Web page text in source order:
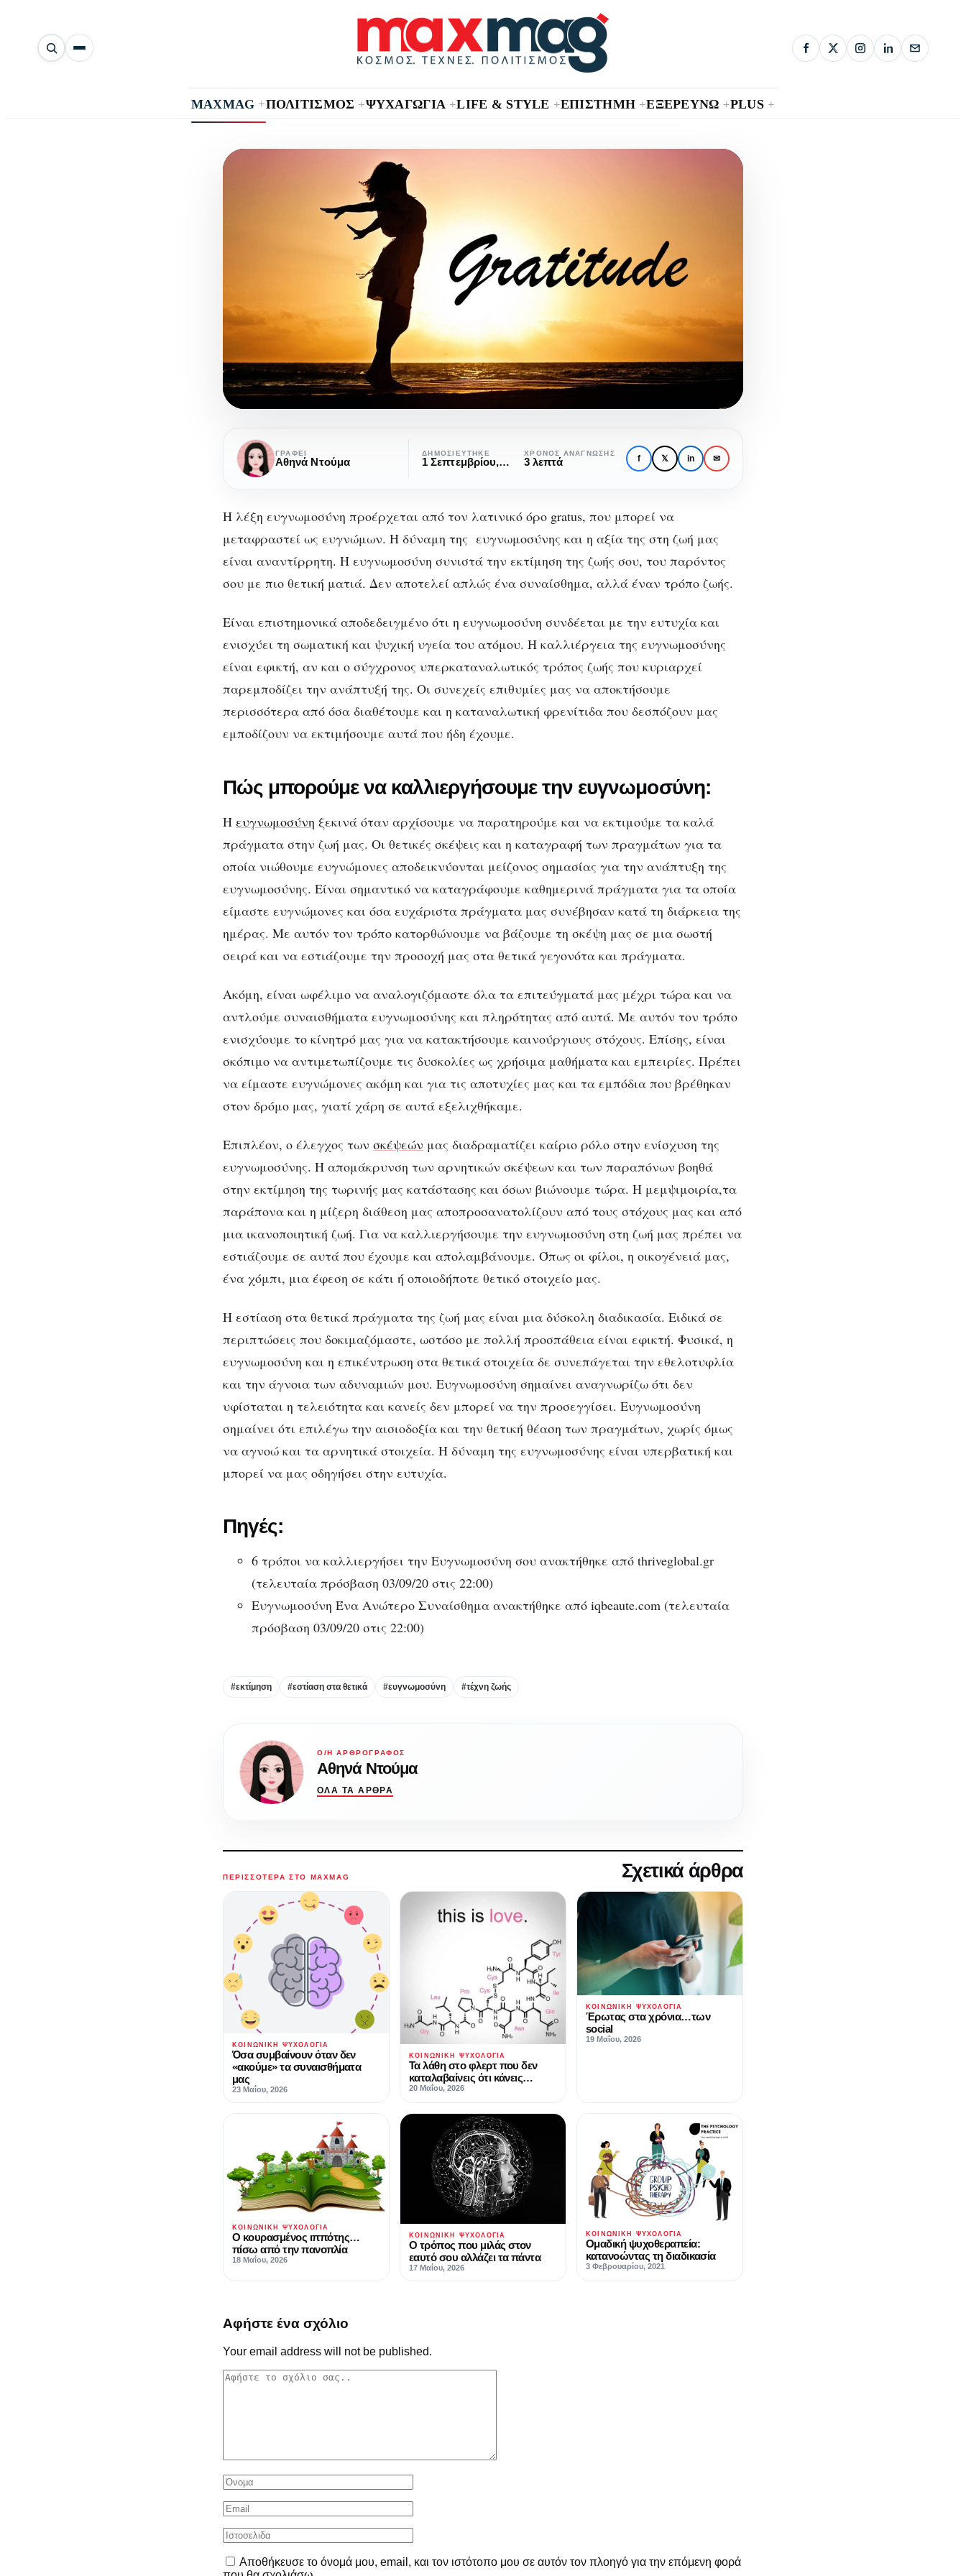
Αναζήτηση
άρθρων
MAXMAG +ΠΟΛΙΤΙΣΜΟΣ +ΨΥΧΑΓΩΓΙΑ +LIFE & STYLE +ΕΠΙΣΤΗΜΗ +ΕΞΕΡΕΥΝΩ +PLUS +
Ευγνωμοσύνη: η τέχνη
της εκτίμησης στη ζωή
Ευγνωμοσύνη:
τέχνη
εκτίμησης
στη
ζωή
ΓΡΆΦΕΙ
Αθηνά Ντούμα
ΔΗΜΟΣΙΕΎΤΗΚΕ
1 Σεπτεμβρίου, 2020
ΧΡΌΝΟΣ ΑΝΆΓΝΩΣΗΣ
3 λεπτά f 𝕏 in ✉
Η λέξη ευγνωμοσύνη προέρχεται από τον λατινικό όρο gratus, που μπορεί να
μεταφραστεί ως ευγνώμων. Η δύναμη της ευγνωμοσύνης και η αξία της στη ζωή μας
είναι αναντίρρητη. Η ευγνωμοσύνη συνιστά την εκτίμηση της ζωής σου, του παρόντος
σου με πιο θετική ματιά. Δεν αποτελεί απλώς ένα συναίσθημα, αλλά έναν τρόπο ζωής.
Είναι επιστημονικά αποδεδειγμένο ότι η ευγνωμοσύνη συνδέεται με την ευτυχία και
ενισχύει τη σωματική και ψυχική υγεία του ατόμου. Η καλλιέργεια της ευγνωμοσύνης
είναι εφικτή, αν και ο σύγχρονος υπερκαταναλωτικός τρόπος ζωής που κυριαρχεί
παρεμποδίζει την ανάπτυξή της. Οι συνεχείς επιθυμίες μας να αποκτήσουμε
περισσότερα από όσα διαθέτουμε και η καταναλωτική φρενίτιδα που δεσπόζουν μας
εμποδίζουν να εκτιμήσουμε αυτά που ήδη έχουμε.
Πώς μπορούμε να καλλιεργήσουμε την ευγνωμοσύνη:
H ευγνωμοσύνη ξεκινά όταν αρχίσουμε να παρατηρούμε και να εκτιμούμε τα καλά
πράγματα στην ζωή μας. Οι θετικές σκέψεις και η καταγραφή των πραγμάτων για τα
οποία νιώθουμε ευγνώμονες αποδεικνύονται μείζονος σημασίας για την ανάπτυξη της
ευγνωμοσύνης. Είναι σημαντικό να καταγράφουμε καθημερινά πράγματα για τα οποία
είμαστε ευγνώμονες και όσα ευχάριστα πράγματα μας συνέβησαν κατά τη διάρκεια της
ημέρας. Με αυτόν τον τρόπο κατορθώνουμε να βάζουμε τη σκέψη μας σε μια σωστή
σειρά και να εστιάζουμε την προσοχή μας στα θετικά γεγονότα και πράγματα.
Ακόμη, είναι ωφέλιμο να αναλογιζόμαστε όλα τα επιτεύγματά μας μέχρι τώρα και να
αντλούμε συναισθήματα ευγνωμοσύνης και πληρότητας από αυτά. Με αυτόν τον τρόπο
ενισχύουμε το κίνητρό μας για να κατακτήσουμε καινούργιους στόχους. Επίσης, είναι
σκόπιμο να αντιμετωπίζουμε τις δυσκολίες ως χρήσιμα μαθήματα και εμπειρίες. Πρέπει
να είμαστε ευγνώμονες ακόμη και για τις αποτυχίες μας και τα εμπόδια που βρέθηκαν
στον δρόμο μας, γιατί χάρη σε αυτά εξελιχθήκαμε.
Επιπλέον, ο έλεγχος των σκέψεών μας διαδραματίζει καίριο ρόλο στην ενίσχυση της
ευγνωμοσύνης. Η απομάκρυνση των αρνητικών σκέψεων και των παραπόνων βοηθά
στην εκτίμηση της τωρινής μας κατάστασης και όσων βιώνουμε τώρα. Η μεμψιμοιρία,τα
παράπονα και η μίζερη διάθεση μας αποπροσανατολίζουν από τους στόχους μας και από
μια ικανοποιητική ζωή. Για να καλλιεργήσουμε την ευγνωμοσύνη στη ζωή μας πρέπει να
εστιάζουμε σε αυτά που έχουμε και απολαμβάνουμε. Όπως οι φίλοι, η οικογένειά μας,
ένα χόμπι, μια έφεση σε κάτι ή οποιοδήποτε θετικό στοιχείο μας.
Η εστίαση στα θετικά πράγματα της ζωή μας είναι μια δύσκολη διαδικασία. Ειδικά σε
περιπτώσεις που δοκιμαζόμαστε, ωστόσο με πολλή προσπάθεια είναι εφικτή. Φυσικά, η
ευγνωμοσύνη και η επικέντρωση στα θετικά στοιχεία δε συνεπάγεται την εθελοτυφλία
και την άγνοια των αδυναμιών μου. Ευγνωμοσύνη σημαίνει αναγνωρίζω ότι δεν
υφίσταται η τελειότητα και κανείς δεν μπορεί να την προσεγγίσει. Ευγνωμοσύνη
σημαίνει ότι επιλέγω την αισιοδοξία και την θετική θέαση των πραγμάτων, χωρίς όμως
να αγνοώ και τα αρνητικά στοιχεία. Η δύναμη της ευγνωμοσύνης είναι υπερβατική και
μπορεί να μας οδηγήσει στην ευτυχία.
Πηγές:
6 τρόποι να καλλιεργήσει την Ευγνωμοσύνη σου ανακτήθηκε από thriveglobal.gr
(τελευταία πρόσβαση 03/09/20 στις 22:00)
Ευγνωμοσύνη Ένα Ανώτερο Συναίσθημα ανακτήθηκε από iqbeaute.com (τελευταία
πρόσβαση 03/09/20 στις 22:00)
#εκτίμηση #εστίαση στα θετικά #ευγνωμοσύνη #τέχνη ζωής
Ο/Η ΑΡΘΡΟΓΡΆΦΟΣ
Αθηνά Ντούμα
ΌΛΑ ΤΑ ΆΡΘΡΑ
ΠΕΡΙΣΣΌΤΕΡΑ ΣΤΟ MAXMAG Σχετικά άρθρα
ΚΟΙΝΩΝΙΚΉ ΨΥΧΟΛΟΓΊΑ
Όσα συμβαίνουν όταν δεν
«ακούμε» τα συναισθήματα
μας
23 Μαΐου, 2026
ΚΟΙΝΩΝΙΚΉ ΨΥΧΟΛΟΓΊΑ
Τα λάθη στο φλερτ που δεν
καταλαβαίνεις ότι κάνεις…
20 Μαΐου, 2026
ΚΟΙΝΩΝΙΚΉ ΨΥΧΟΛΟΓΊΑ
Έρωτας στα χρόνια…των
social
19 Μαΐου, 2026
ΚΟΙΝΩΝΙΚΉ ΨΥΧΟΛΟΓΊΑ
Ο κουρασμένος ιππότης…
πίσω από την πανοπλία
18 Μαΐου, 2026
ΚΟΙΝΩΝΙΚΉ ΨΥΧΟΛΟΓΊΑ
Ο τρόπος που μιλάς στον
εαυτό σου αλλάζει τα πάντα
17 Μαΐου, 2026
ΚΟΙΝΩΝΙΚΉ ΨΥΧΟΛΟΓΊΑ
Ομαδική ψυχοθεραπεία:
κατανοώντας τη διαδικασία
3 Φεβρουαρίου, 2021
Αφήστε ένα σχόλιο
Your email address will not be published.
Αποθήκευσε το όνομά μου, email, και τον ιστότοπο μου σε αυτόν τον πλοηγό για την επόμενη φορά